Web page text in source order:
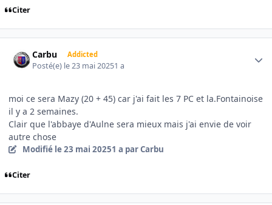
Citer
Carbu Addicted
Posté(e) le 23 mai 20251 a
moi ce sera Mazy (20 + 45) car j'ai fait les 7 PC et la.Fontainoise
il y a 2 semaines.
Clair que l'abbaye d'Aulne sera mieux mais j'ai envie de voir
autre chose
Modifié le 23 mai 20251 a par Carbu
Citer